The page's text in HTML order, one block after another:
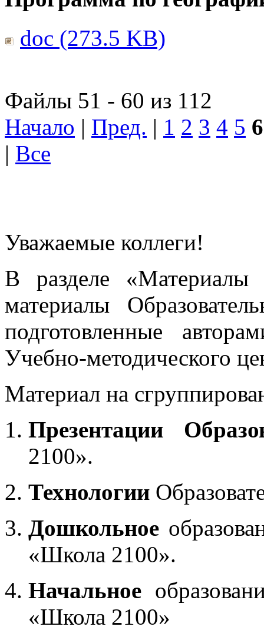
doc (273.5 KB)
Файлы 51 - 60 из 112
Начало | Пред. | 1 2 3 4 5 6
| Все
Уважаемые коллеги!
В разделе «Материалы
материалы
подготовленные
Учебно-методического
Материал на
Презентации
2100».
Технологии
Дошкольное
«Школа 2100».
Начальное
«Школа 2100»